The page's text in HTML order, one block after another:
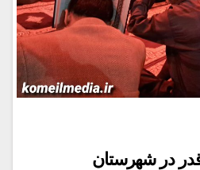
در شهرستان